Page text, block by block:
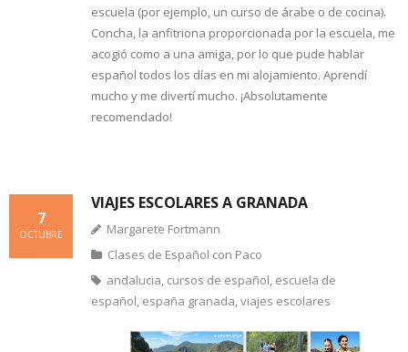
escuela (por ejemplo, un curso de árabe o de cocina).
Concha, la anfitriona proporcionada por la escuela, me
acogió como a una amiga, por lo que pude hablar
español todos los días en mi alojamiento. Aprendí
mucho y me divertí mucho. ¡Absolutamente
recomendado!
VIAJES ESCOLARES A GRANADA
7
OCTUBRE
Margarete Fortmann
Clases de Español con Paco
andalucia, cursos de español, escuela de
español, españa granada,viajes escolares